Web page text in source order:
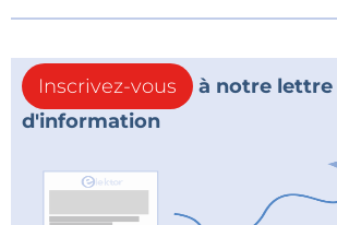
Inscrivez-vous
à notre lettre
d'information